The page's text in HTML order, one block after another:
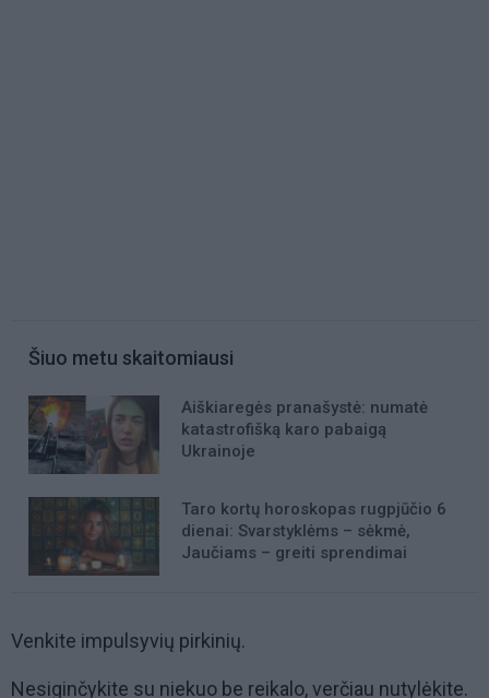
Šiuo metu skaitomiausi
Aiškiaregės pranašystė: numatė
katastrofišką karo pabaigą
Ukrainoje
Taro kortų horoskopas rugpjūčio 6
dienai: Svarstyklėms – sėkmė,
Jaučiams – greiti sprendimai
Venkite impulsyvių pirkinių.
Nesiginčykite su niekuo be reikalo, verčiau nutylėkite.